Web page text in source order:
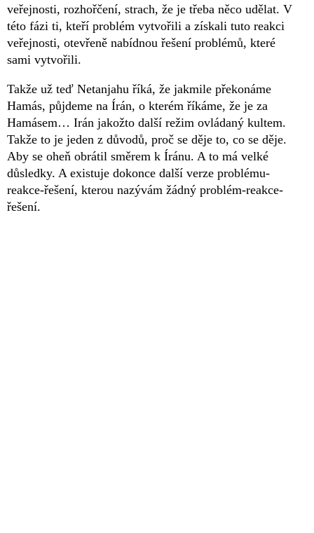
veřejnosti, rozhořčení, strach, že je třeba něco udělat. V
této fázi ti, kteří problém vytvořili a získali tuto reakci
veřejnosti, otevřeně nabídnou řešení problémů, které
sami vytvořili.
Takže už teď Netanjahu říká, že jakmile překonáme
Hamás, půjdeme na Írán, o kterém říkáme, že je za
Hamásem… Irán jakožto další režim ovládaný kultem.
Takže to je jeden z důvodů, proč se děje to, co se děje.
Aby se oheň obrátil směrem k Íránu. A to má velké
důsledky. A existuje dokonce další verze problému-
reakce-řešení, kterou nazývám žádný problém-reakce-
řešení.